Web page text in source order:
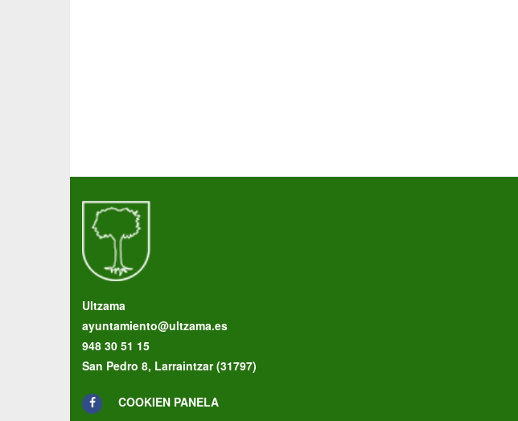
Ultzama
ayuntamiento@ultzama.es
948 30 51 15
San Pedro 8, Larraintzar (31797)
COOKIEN PANELA